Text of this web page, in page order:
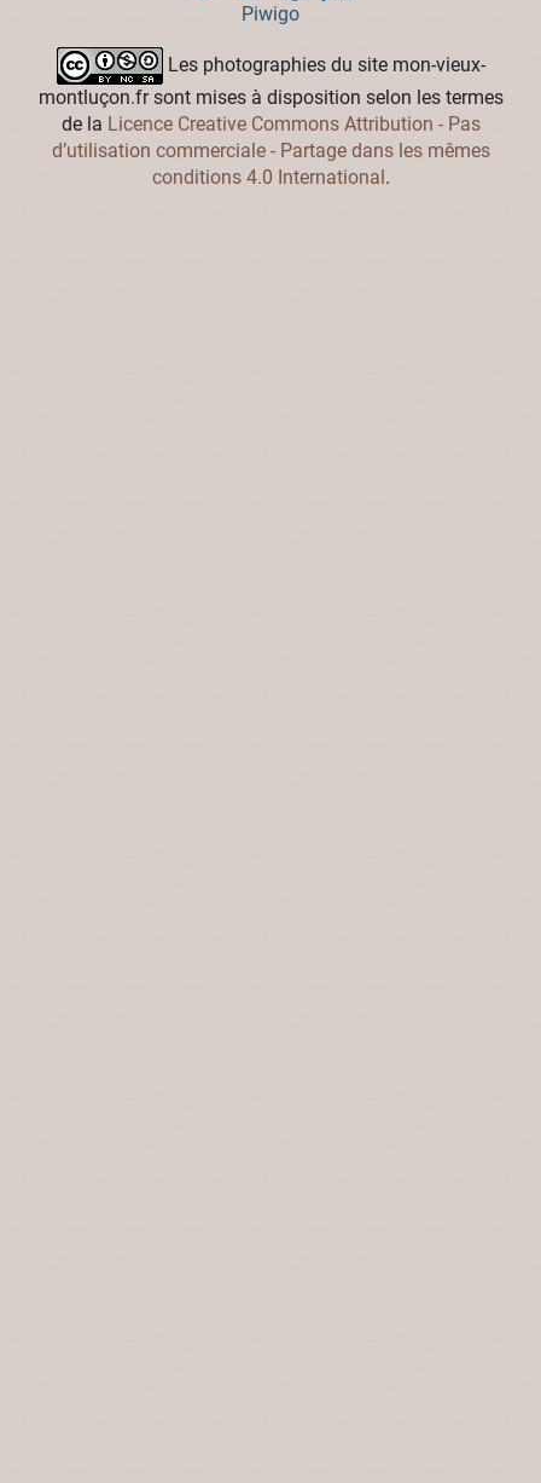
Piwigo
Les photographies du site mon-vieux-
montluçon.fr sont mises à disposition selon les termes
de la Licence Creative Commons Attribution - Pas
d’utilisation commerciale - Partage dans les mêmes
conditions 4.0 International.